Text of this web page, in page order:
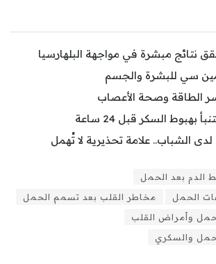
نتائج مبشرة في مواجهة البلهارسيا
سي للبشرة والجسم
بهبوط السكر قبل 24 ساعة
الشباب.. علامة تحذيرية لا تُهمل
الدم بعد الحمل
الحمل
مخاطر القلب بعد تسمم الحمل
وأمراض القلب
والسكري